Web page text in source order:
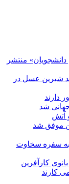
منتشر
شیرین عسل‌ در
دارند
شد
آتش
موفق شد
به سفره سخاوت
کارآفرین
کارند